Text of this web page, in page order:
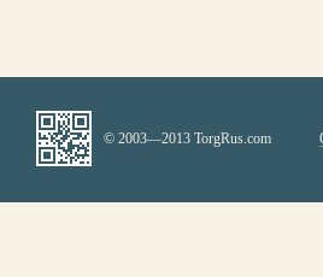
© 2003—2013 TorgRus.com